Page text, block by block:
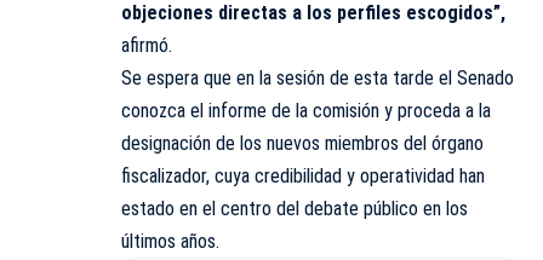
objeciones directas a los perfiles escogidos”,
afirmó.
Se espera que en la sesión de esta tarde el Senado
conozca el informe de la comisión y proceda a la
designación de los nuevos miembros del órgano
fiscalizador, cuya credibilidad y operatividad han
estado en el centro del debate público en los
últimos años.